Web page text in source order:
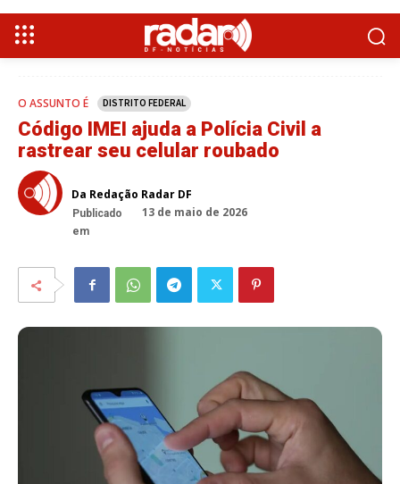
O ASSUNTO É DISTRITO FEDERAL
Código IMEI ajuda a Polícia Civil a
rastrear seu celular roubado
Da Redação Radar DF
Publicado
em
13 de maio de 2026